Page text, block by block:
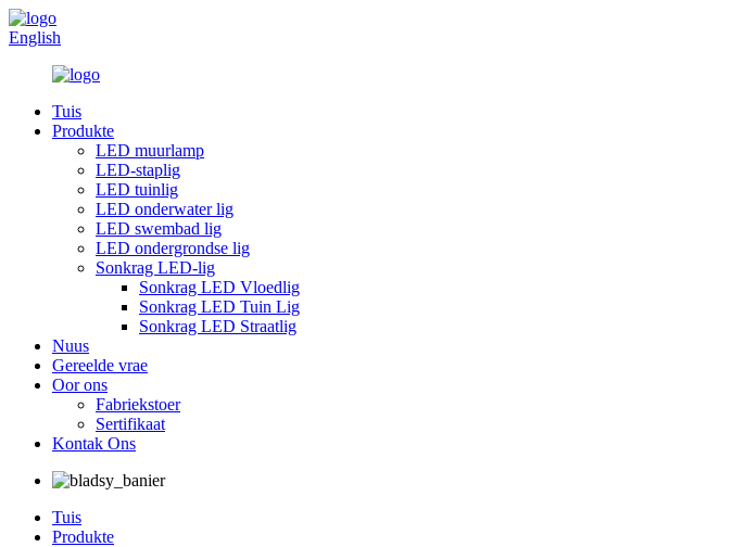
English
Tuis
Produkte
LED muurlamp
LED-staplig
LED tuinlig
LED onderwater lig
LED swembad lig
LED ondergrondse lig
Sonkrag LED-lig
Sonkrag LED Vloedlig
Sonkrag LED Tuin Lig
Sonkrag LED Straatlig
Nuus
Gereelde vrae
Oor ons
Fabriekstoer
Sertifikaat
Kontak Ons
Tuis
Produkte